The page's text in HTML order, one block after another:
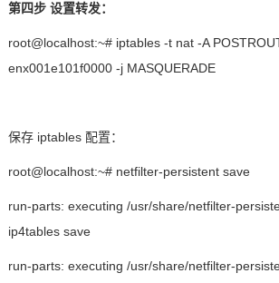
第四步 设置转发：
root@localhost:~# iptables -t nat -A
enx001e101f0000 -j MASQUERADE
保存iptables 配置：
root@localhost:~# netfilter-persistent save
run-parts: executing /usr/share/netfilter-
ip4tables save
run-parts: executing /usr/share/netfilter-